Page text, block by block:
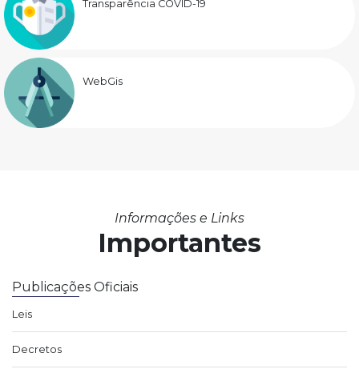
Transparência COVID-19
WebGis
Informações e Links
Importantes
Publicações Oficiais
Leis
Decretos